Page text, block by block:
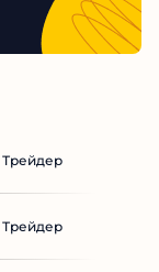
Трейдер
Трейдер